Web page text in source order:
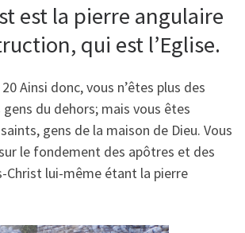
est la pierre angulaire
qui est l’Eglise.
Ainsi donc, vous n’êtes plus des
du dehors; mais vous êtes
gens de la maison de Dieu. Vous
le fondement des apôtres et des
Christ lui-même étant la pierre